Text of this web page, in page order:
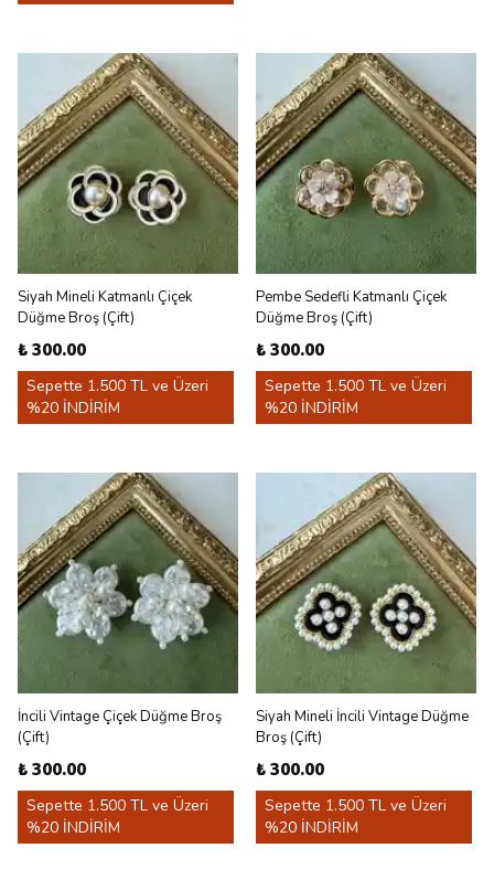
Siyah Mineli Katmanlı Çiçek
Düğme Broş (Çift)
₺ 300.00
Sepette 1.500 TL ve Üzeri
%20 İNDİRİM
Pembe Sedefli Katmanlı Çiçek
Düğme Broş (Çift)
₺ 300.00
Sepette 1.500 TL ve Üzeri
%20 İNDİRİM
İncili Vintage Çiçek Düğme Broş
(Çift)
₺ 300.00
Sepette 1.500 TL ve Üzeri
%20 İNDİRİM
Siyah Mineli İncili Vintage Düğme
Broş (Çift)
₺ 300.00
Sepette 1.500 TL ve Üzeri
%20 İNDİRİM